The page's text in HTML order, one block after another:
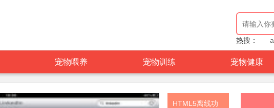
热搜：
宠物喂养 宠物训练 宠物健康
HTML5离线功